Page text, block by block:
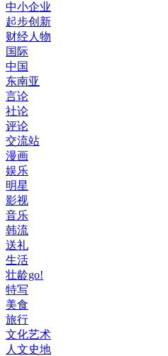
中小企业
起步创新
财经人物
国际
中国
东南亚
言论
社论
评论
交流站
漫画
娱乐
明星
影视
音乐
韩流
送礼
生活
壮龄go!
特写
美食
旅行
文化艺术
人文史地